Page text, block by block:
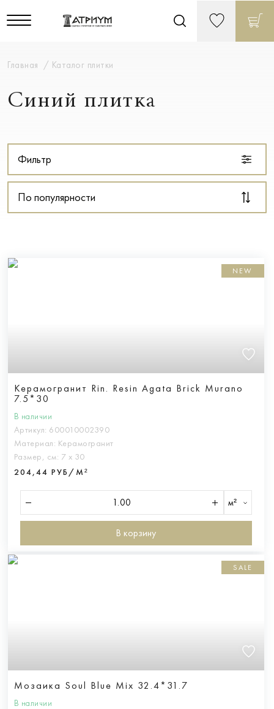
Главная Каталог плитки
Синий плитка
Фильтр
По популярности
NEW
Керамогранит Rin. Resin Agata Brick Murano
7.5*30
В наличии
Артикул: 600010002390
Материал: Керамогранит
Размер, см: 7 х 30
204,44 РУБ/М²
м²
В корзину
SALE
Мозаика Soul Blue Mix 32.4*31.7
В наличии